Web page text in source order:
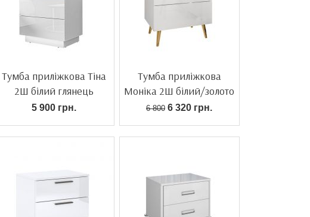
Тумба приліжкова Тіна
2Ш білий глянець
5 900 грн.
Тумба приліжкова
Моніка 2Ш білий/золото
6 800 6 320 грн.